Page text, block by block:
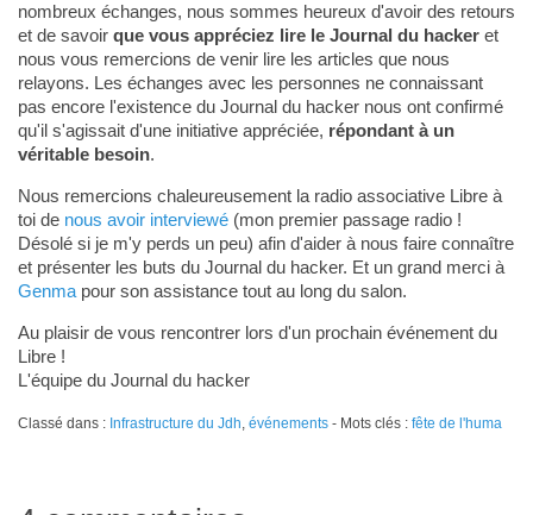
nombreux échanges, nous sommes heureux d'avoir des retours
et de savoir que vous appréciez lire le Journal du hackeret
nous vous remercions de venir lire les articles que nous
relayons. Les échanges avec les personnes ne connaissant
pas encore l'existence du Journal du hacker nous ont confirmé
qu'il s'agissait d'une initiative appréciée, répondant à un
véritable besoin.
Nous remercions chaleureusement la radio associative Libre à
toi de nous avoir interviewé(mon premier passage radio !
Désolé si je m'y perds un peu) afin d'aider à nous faire connaître
et présenter les buts du Journal du hacker. Et un grand merci à
Genmapour son assistance tout au long du salon.
Au plaisir de vous rencontrer lors d'un prochain événement du
Libre !
L'équipe du Journal du hacker
Classé dans : Infrastructure du Jdh, événements- Mots clés : fête de l'huma